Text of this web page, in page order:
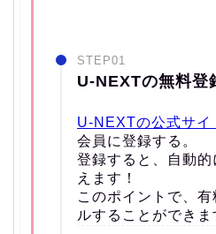
STEP01
U-NEXTの無料登
U-NEXTの公式サイ
会員に登録する。
登録すると、自動
えます！
このポイントで、
ルすることができま